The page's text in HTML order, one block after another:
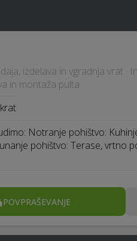
izdelava in vgradnja vrat ·
in montaža pulta
Notranje pohištvo:
pohištvo: Terase, vrtno
POVPRAŠEVANJE